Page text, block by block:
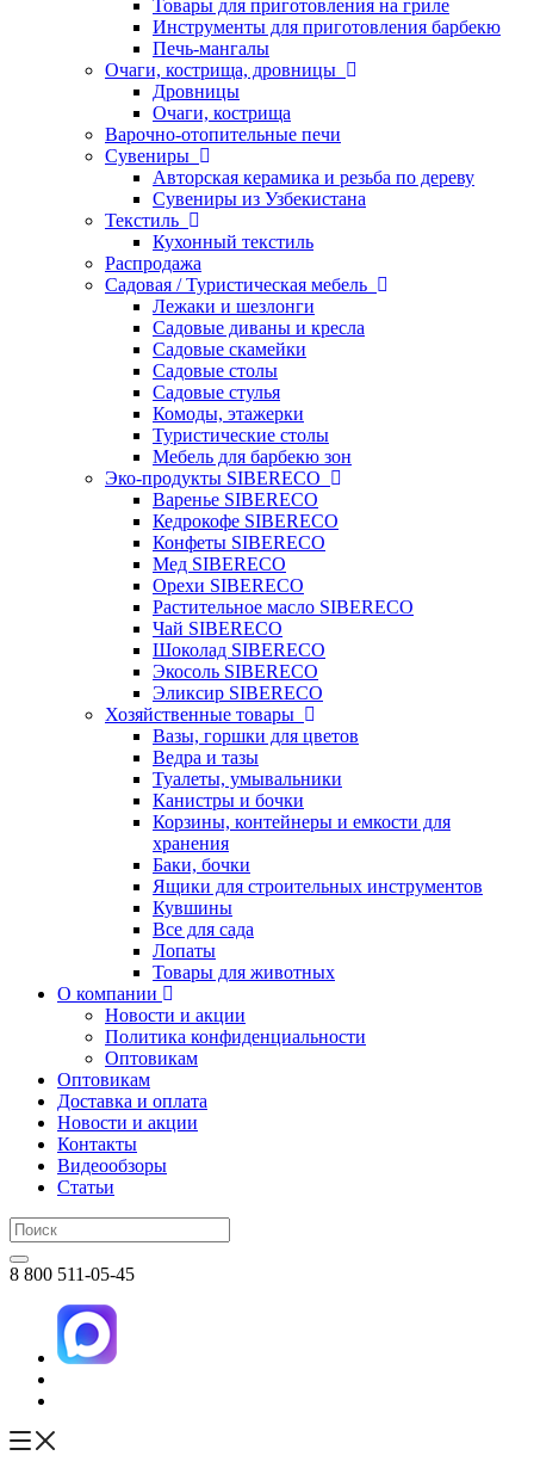
Товары для приготовления на гриле
Инструменты для приготовления барбекю
Печь-мангалы
Очаги, кострища, дровницы
Дровницы
Очаги, кострища
Варочно-отопительные печи
Сувениры
Авторская керамика и резьба по дереву
Сувениры из Узбекистана
Текстиль
Кухонный текстиль
Распродажа
Садовая / Туристическая мебель
Лежаки и шезлонги
Садовые диваны и кресла
Садовые скамейки
Садовые столы
Садовые стулья
Комоды, этажерки
Туристические столы
Мебель для барбекю зон
Эко-продукты SIBERECO
Варенье SIBERECO
Кедрокофе SIBERECO
Конфеты SIBERECO
Мед SIBERECO
Орехи SIBERECO
Растительное масло SIBERECO
Чай SIBERECO
Шоколад SIBERECO
Экосоль SIBERECO
Эликсир SIBERECO
Хозяйственные товары
Вазы, горшки для цветов
Ведра и тазы
Туалеты, умывальники
Канистры и бочки
Корзины, контейнеры и емкости для
хранения
Баки, бочки
Ящики для строительных инструментов
Кувшины
Все для сада
Лопаты
Товары для животных
О компании
Новости и акции
Политика конфиденциальности
Оптовикам
Оптовикам
Доставка и оплата
Новости и акции
Контакты
Видеообзоры
Статьи
8 800 511-05-45